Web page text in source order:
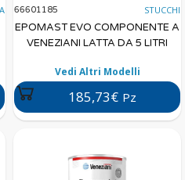
66601185 STUCCHI
EPOMAST EVO COMPONENTE A
VENEZIANI LATTA DA 5 LITRI
Vedi Altri Modelli
185,73€ Pz